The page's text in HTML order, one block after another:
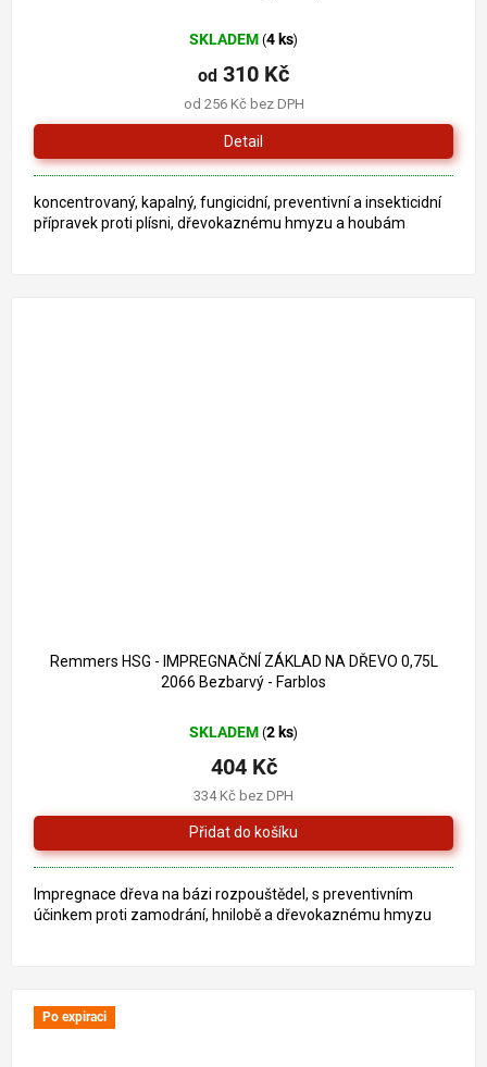
SKLADEM (4 ks)
od 256 Kč bez DPH
od 310 Kč
Detail
koncentrovaný, kapalný, fungicidní, preventivní a insekticidní
přípravek proti plísni, dřevokaznému hmyzu a houbám
Remmers HSG - IMPREGNAČNÍ ZÁKLAD NA DŘEVO 0,75L
2066 Bezbarvý - Farblos
SKLADEM (2 ks)
334 Kč bez DPH
404 Kč
Impregnace dřeva na bázi rozpouštědel, s preventivním
účinkem proti zamodrání, hnilobě a dřevokaznému hmyzu
Po expiraci